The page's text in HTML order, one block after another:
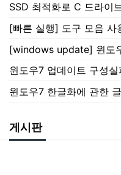
SSD 최적화로 C 드라이
[빠른 실행] 도구 모음 사
윈도우7 업데이트 구성
윈도우7 한글화에 관한
게시판